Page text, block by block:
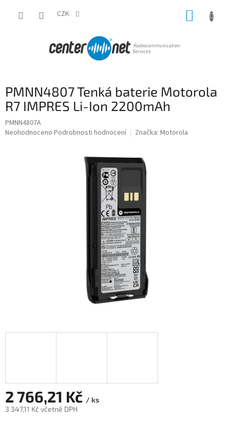
CZK
PMNN4807 Tenká baterie Motorola
R7 IMPRES Li-Ion 2200mAh
PMNN4807A
Průměrné
Neohodnoceno Podrobnosti hodnocení Značka: Motorola
2 766,21 Kč / ks
3 347,11 Kč včetně DPH